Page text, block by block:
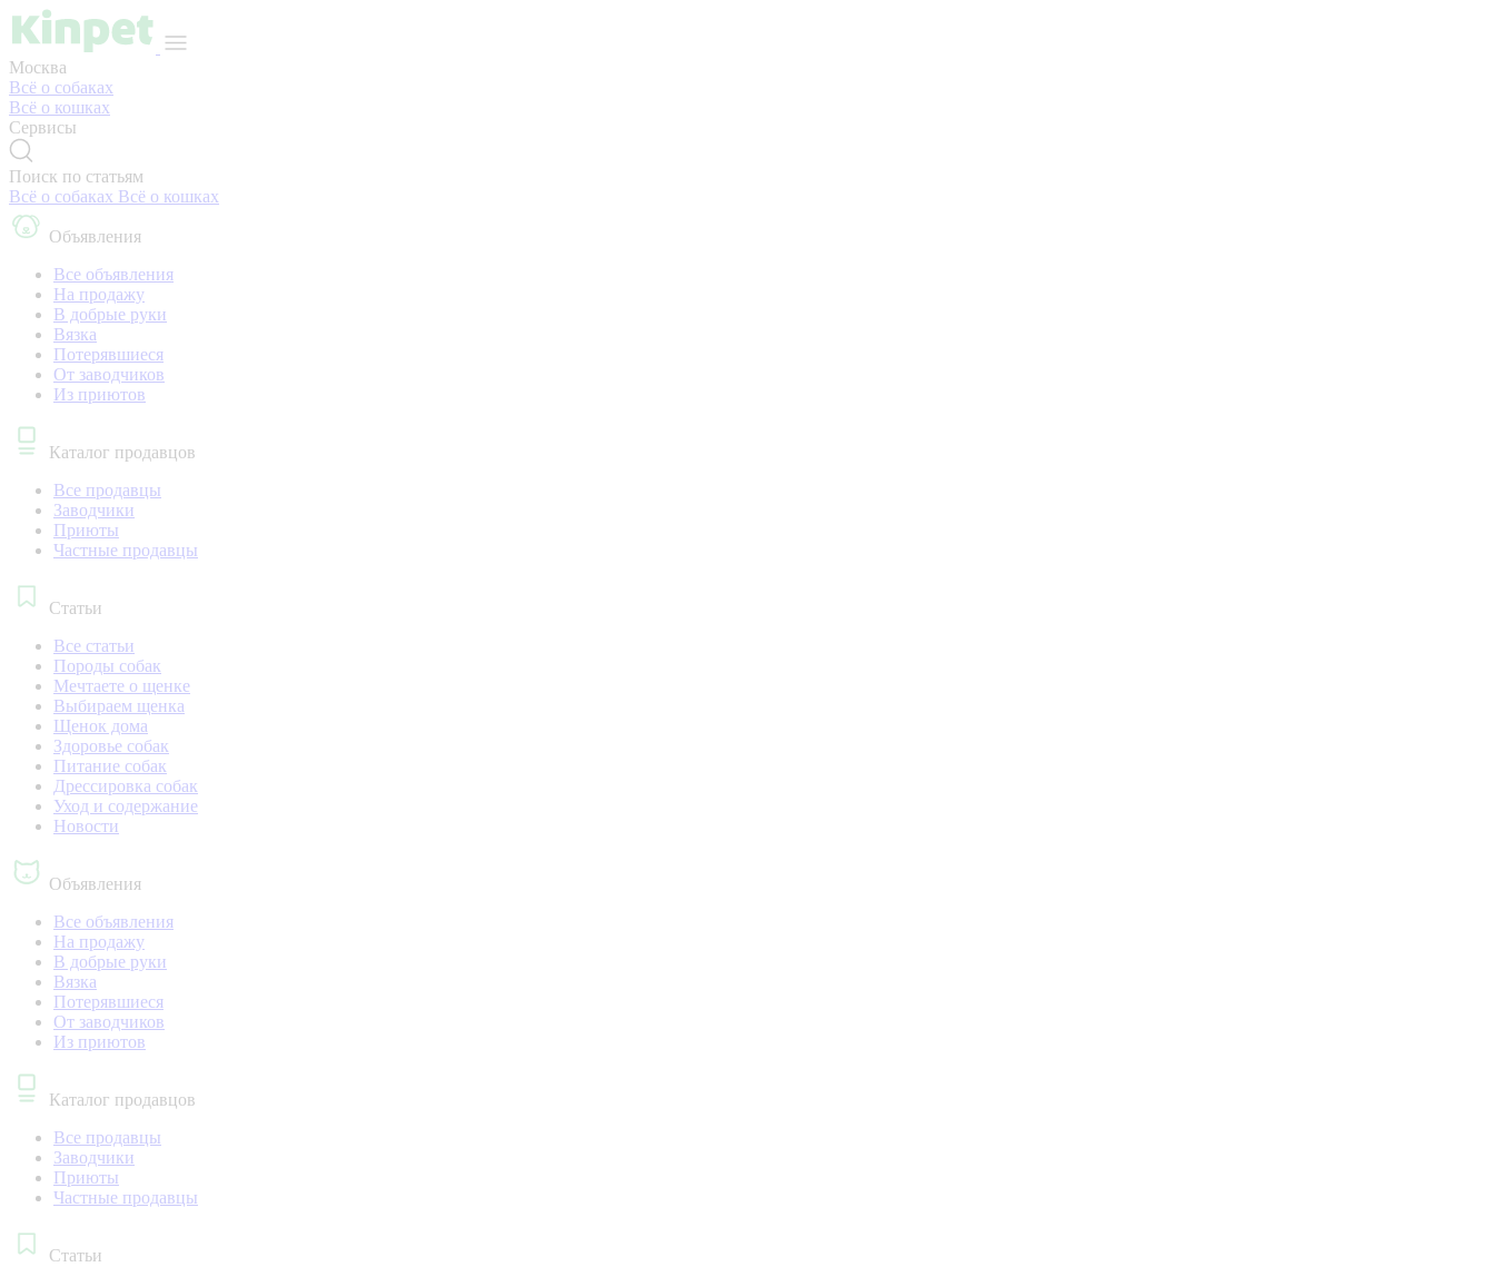
Москва
Всё о собаках
Всё о кошках
Сервисы
Поиск по статьям
Всё о собаках Всё о кошках
Объявления
Все объявления
На продажу
В добрые руки
Вязка
Потерявшиеся
От заводчиков
Из приютов
Каталог продавцов
Все продавцы
Заводчики
Приюты
Частные продавцы
Статьи
Все статьи
Породы собак
Мечтаете о щенке
Выбираем щенка
Щенок дома
Здоровье собак
Питание собак
Дрессировка собак
Уход и содержание
Новости
Объявления
Все объявления
На продажу
В добрые руки
Вязка
Потерявшиеся
От заводчиков
Из приютов
Каталог продавцов
Все продавцы
Заводчики
Приюты
Частные продавцы
Статьи